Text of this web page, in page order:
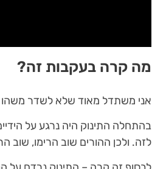
מה קרה בעקבות זה?
אני משתדל מאוד שלא לשדר משהו
בהתחלה התינוק היה נרגע על
לזה. ולכן ההורים שוב הרימו, שוב